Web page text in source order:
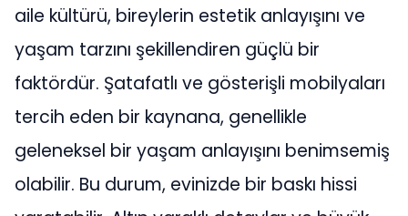
aile kültürü, bireylerin estetik anlayışını ve
yaşam tarzını şekillendiren güçlü bir
faktördür. Şatafatlı ve gösterişli mobilyaları
tercih eden bir kaynana, genellikle
geleneksel bir yaşam anlayışını benimsemiş
olabilir. Bu durum, evinizde bir baskı hissi